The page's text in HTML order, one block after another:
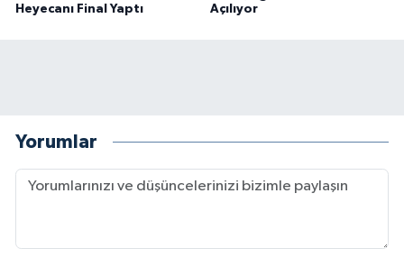
Heyecanı Final Yaptı
Açılıyor
Yorumlar
ÇEVRE
TANITIM
HABERDE İNSAN